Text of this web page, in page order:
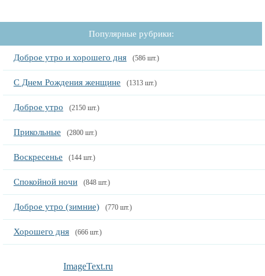
Популярные рубрики:
Доброе утро и хорошего дня (586 шт.)
С Днем Рождения женщине (1313 шт.)
Доброе утро (2150 шт.)
Прикольные (2800 шт.)
Воскресенье (144 шт.)
Спокойной ночи (848 шт.)
Доброе утро (зимние) (770 шт.)
Хорошего дня (666 шт.)
ImageText.ru